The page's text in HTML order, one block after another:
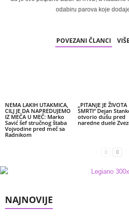
odabiru parova koje
POVEZANI ČLANCI
NEMA LAKIH UTAKMICA,
CILJ JE DA NAPREDUJEMO
IZ MEČA U MEČ: Marko
Savić šef stručnog štaba
Vojvodine pred meč sa
Radnikom
„PITANJE JE ŽIVOTA
SMRTI“ Dejan
otvorio dušu pred
naredne duele
NAJNOVIJE